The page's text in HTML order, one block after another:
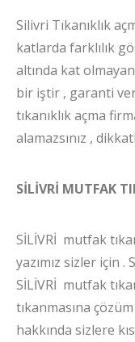
Silivri Tıkanıklık
katlarda farklılık
altında kat
bir iştir , garanti
tıkanıklık açma
alamazsınız ,
SİLİVRİ MUTFAK
SİLİVRİ mutfak
yazımız sizler için .
SİLİVRİ mutfak
tıkanmasına
hakkında sizlere